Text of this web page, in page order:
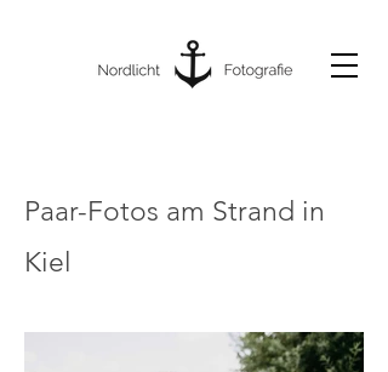
Paar-Fotos am Strand in
Kiel